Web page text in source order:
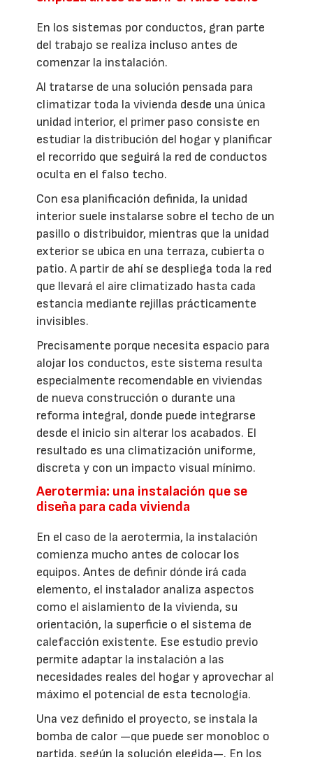
En los sistemas por conductos, gran parte
del trabajo se realiza incluso antes de
comenzar la instalación.
Al tratarse de una solución pensada para
climatizar toda la vivienda desde una única
unidad interior, el primer paso consiste en
estudiar la distribución del hogar y planificar
el recorrido que seguirá la red de conductos
oculta en el falso techo.
Con esa planificación definida, la unidad
interior suele instalarse sobre el techo de un
pasillo o distribuidor, mientras que la unidad
exterior se ubica en una terraza, cubierta o
patio. A partir de ahí se despliega toda la red
que llevará el aire climatizado hasta cada
estancia mediante rejillas prácticamente
invisibles.
Precisamente porque necesita espacio para
alojar los conductos, este sistema resulta
especialmente recomendable en viviendas
de nueva construcción o durante una
reforma integral, donde puede integrarse
desde el inicio sin alterar los acabados. El
resultado es una climatización uniforme,
discreta y con un impacto visual mínimo.
Aerotermia: una instalación que se
diseña para cada vivienda
En el caso de la aerotermia, la instalación
comienza mucho antes de colocar los
equipos. Antes de definir dónde irá cada
elemento, el instalador analiza aspectos
como el aislamiento de la vivienda, su
orientación, la superficie o el sistema de
calefacción existente. Ese estudio previo
permite adaptar la instalación a las
necesidades reales del hogar y aprovechar al
máximo el potencial de esta tecnología.
Una vez definido el proyecto, se instala la
bomba de calor —que puede ser monobloc o